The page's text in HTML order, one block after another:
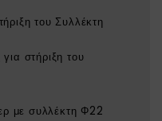
του Συλλέκτη
στήριξη του
με συλλέκτη Φ22